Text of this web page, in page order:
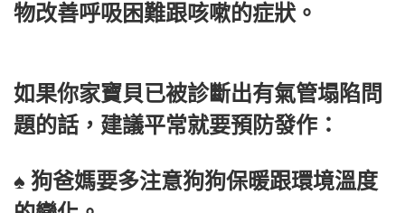
物改善呼吸困難跟咳嗽的症狀。
如果你家寶貝已被診斷出有氣管塌陷問
題的話，建議平常就要預防發作：
♠ 狗爸媽要多注意狗狗保暖跟環境溫度